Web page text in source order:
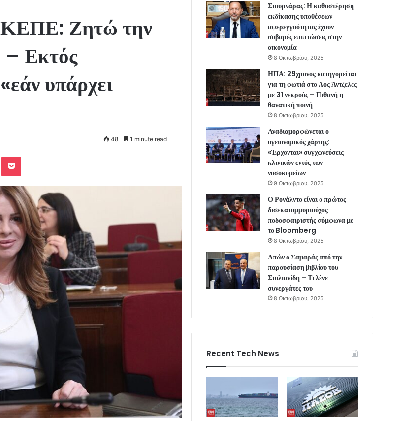
Ζητώ την
– Εκτός
υπάρχει
48 1 minute read
Pocket
Στουρνάρας: Η καθυστέρηση
εκδίκασης υποθέσεων
αφερεγγυότητας έχουν
σοβαρές επιπτώσεις στην
οικονομία
8 Οκτωβρίου, 2025
ΗΠΑ: 29χρονος κατηγορείται
για τη φωτιά στο Λος Άντζελες
με 31 νεκρούς – Πιθανή η
θανατική ποινή
8 Οκτωβρίου, 2025
Αναδιαμορφώνεται ο
υγειονομικός χάρτης:
«Έρχονται» συγχωνεύσεις
κλινικών εντός των
νοσοκομείων
9 Οκτωβρίου, 2025
Ο Ρονάλντο είναι ο πρώτος
δισεκατομμυριούχος
ποδοσφαιριστής σύμφωνα με
το Bloomberg
8 Οκτωβρίου, 2025
Απών ο Σαμαράς από την
παρουσίαση βιβλίου του
Στυλιανίδη – Τι λένε
συνεργάτες του
8 Οκτωβρίου, 2025
Recent Tech News